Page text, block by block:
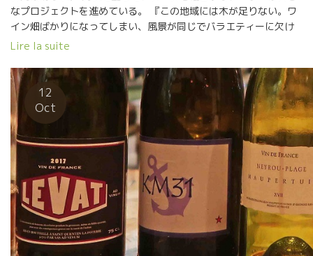
なプロジェクトを進めている。 『この地域には木が足りない。ワ
イン畑ばかりになってしまい、風景が同じでバラエティーに欠け
る。』とふと悲しそうに言った。 しかし、彼らは多様な生物が共
を実践していくことを決意した。 それは生態の多様性を活性化
し、畑から離れてしまっていた鳥や虫が戻ってくるように畑には
果物の木を植える。 また、二酸化炭素の排出を削減するため、ト
ラクターの使用をやめ、車の行き来を要する離れた区画は手放す
予定である。 環境保全のために何かを犠牲にしなければならない
こともあるが、全ての人が環境保全に取り組まなければならな
い、とピフェリン家は考えている。 もちろん生産者として美味し
いワインを造ることが職であるが、彼らの目標はそれをはるかに
超える偉大なものである。 自然を尊重し、生態の多様性を復活さ
せることを決意して、新たな進化への挑戦が始まっていた。 三代
目の誕生もあり、ラングロール醸造は明るいニュースで溢れてい
た。 Par Enzo
Lire la suite
12
Oct